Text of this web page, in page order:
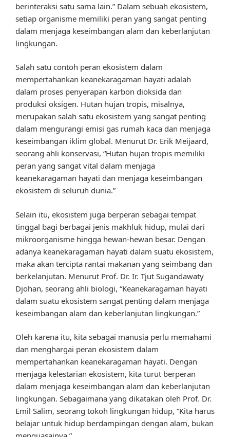
berinteraksi satu sama lain.” Dalam sebuah ekosistem,
setiap organisme memiliki peran yang sangat penting
dalam menjaga keseimbangan alam dan keberlanjutan
lingkungan.
Salah satu contoh peran ekosistem dalam
mempertahankan keanekaragaman hayati adalah
dalam proses penyerapan karbon dioksida dan
produksi oksigen. Hutan hujan tropis, misalnya,
merupakan salah satu ekosistem yang sangat penting
dalam mengurangi emisi gas rumah kaca dan menjaga
keseimbangan iklim global. Menurut Dr. Erik Meijaard,
seorang ahli konservasi, “Hutan hujan tropis memiliki
peran yang sangat vital dalam menjaga
keanekaragaman hayati dan menjaga keseimbangan
ekosistem di seluruh dunia.”
Selain itu, ekosistem juga berperan sebagai tempat
tinggal bagi berbagai jenis makhluk hidup, mulai dari
mikroorganisme hingga hewan-hewan besar. Dengan
adanya keanekaragaman hayati dalam suatu ekosistem,
maka akan tercipta rantai makanan yang seimbang dan
berkelanjutan. Menurut Prof. Dr. Ir. Tjut Sugandawaty
Djohan, seorang ahli biologi, “Keanekaragaman hayati
dalam suatu ekosistem sangat penting dalam menjaga
keseimbangan alam dan keberlanjutan lingkungan.”
Oleh karena itu, kita sebagai manusia perlu memahami
dan menghargai peran ekosistem dalam
mempertahankan keanekaragaman hayati. Dengan
menjaga kelestarian ekosistem, kita turut berperan
dalam menjaga keseimbangan alam dan keberlanjutan
lingkungan. Sebagaimana yang dikatakan oleh Prof. Dr.
Emil Salim, seorang tokoh lingkungan hidup, “Kita harus
belajar untuk hidup berdampingan dengan alam, bukan